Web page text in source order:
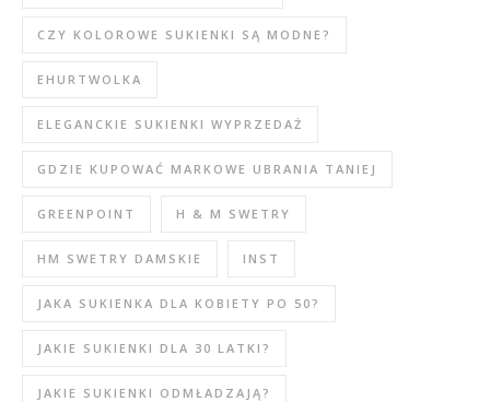
CZY KOLOROWE SUKIENKI SĄ MODNE?
EHURTWOLKA
ELEGANCKIE SUKIENKI WYPRZEDAŻ
GDZIE KUPOWAĆ MARKOWE UBRANIA TANIEJ
GREENPOINT H & M SWETRY
HM SWETRY DAMSKIE INST
JAKA SUKIENKA DLA KOBIETY PO 50?
JAKIE SUKIENKI DLA 30 LATKI?
JAKIE SUKIENKI ODMŁADZAJĄ?